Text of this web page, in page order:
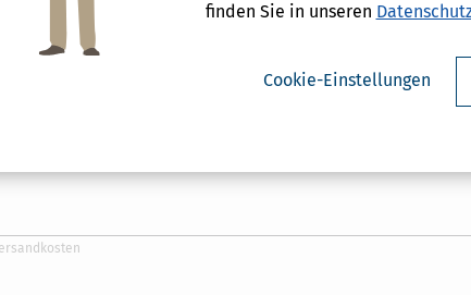
finden Sie in unseren
Cookie-Einstellungen
tätig sind und was es mit den sogenannten Katalogberufen auf
verschiedener oder gemischter Tätigkeiten vorgehen.
als eBook zum Download (Dateiformat PDF und EPUB). Damit